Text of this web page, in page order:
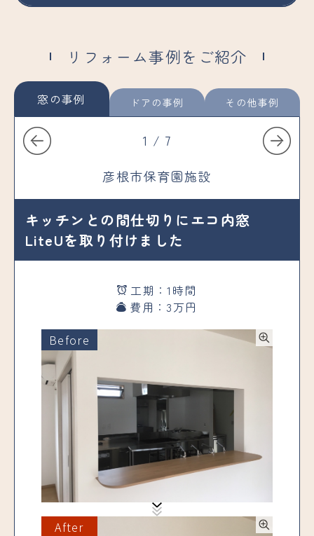
リフォーム事例をご紹介
窓の事例 ドアの事例 その他事例
1 / 7
彦根市保育園施設
キッチンとの間仕切りにエコ内窓
LiteUを取り付けました
工期：1時間
費用：3万円
Before
After